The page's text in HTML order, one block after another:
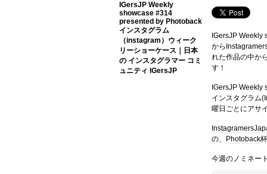
IGersJP Weekly
showcase #314
presented by Photoback
インスタグラム
（instagram）ウィーク
リーショーケース｜日本
の インスタグラマー コミ
ュニティ IGersJP
IGersJPWeekly
から
れた作品の中か
す！
IGersJP Weekly
インスタグラム
曜日ごとにアサ
の、
Photoback
今週のノミネー